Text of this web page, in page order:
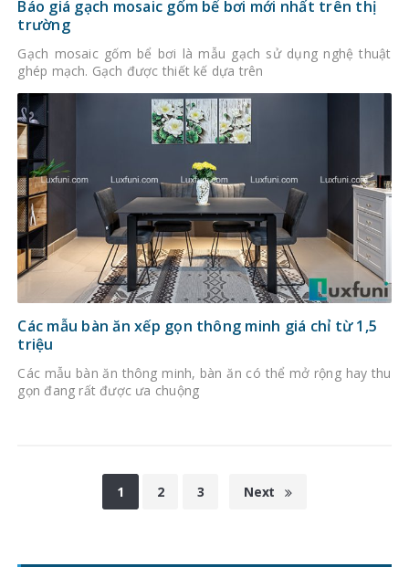
Báo giá gạch mosaic gốm bể bơi mới nhất trên thị
trường
Gạch mosaic gốm bể bơi là mẫu gạch sử dụng nghệ thuật
ghép mạch. Gạch được thiết kế dựa trên
Các mẫu bàn ăn xếp gọn thông minh giá chỉ từ 1,5
triệu
Các mẫu bàn ăn thông minh, bàn ăn có thể mở rộng hay thu
gọn đang rất được ưa chuộng
1 2 3 Next